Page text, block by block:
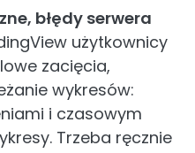
błędy serwera
użytkownicy
zacięcia,
wykresów:
i czasowym
Trzeba ręcznie